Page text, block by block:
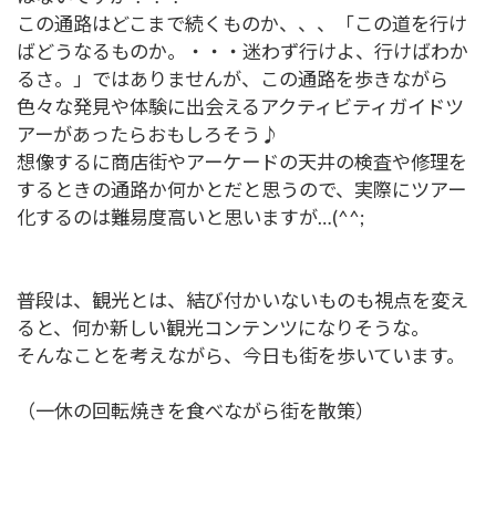
この通路はどこまで続くものか、、、「この道を行け
ばどうなるものか。・・・迷わず行けよ、行けばわか
るさ。」ではありませんが、この通路を歩きながら
色々な発見や体験に出会えるアクティビティガイドツ
アーがあったらおもしろそう♪
想像するに商店街やアーケードの天井の検査や修理を
するときの通路か何かとだと思うので、実際にツアー
化するのは難易度高いと思いますが…(^^;
普段は、観光とは、結び付かいないものも視点を変え
ると、何か新しい観光コンテンツになりそうな。
そんなことを考えながら、今日も街を歩いています。
（一休の回転焼きを食べながら街を散策）